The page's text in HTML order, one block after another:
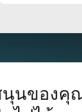
นุนของคุ